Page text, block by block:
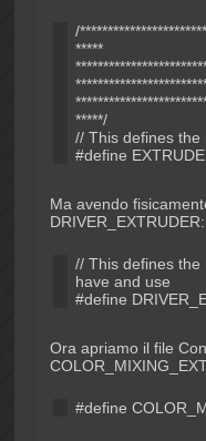
/
*****
*****/
// This defines
#define
Ma avendo
DRIVER_EXTRUDER:
// This defines
have and use
#define
Ora apriamo il file
#define